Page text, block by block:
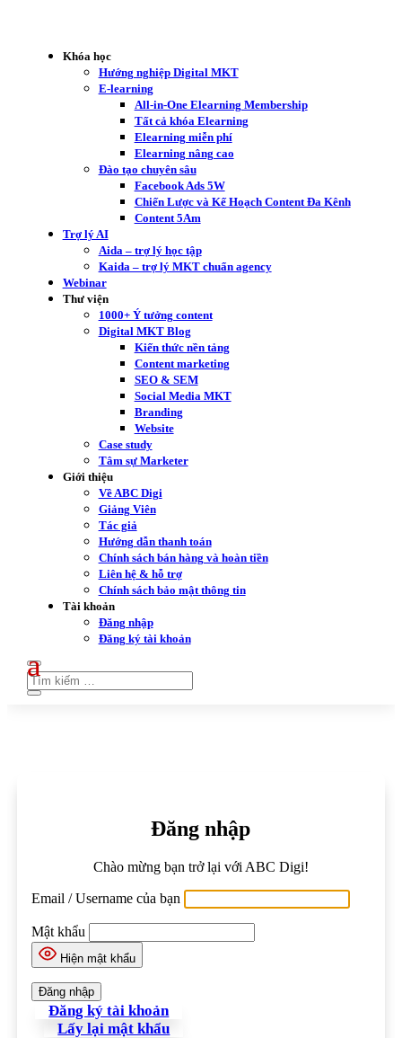
Khóa học
Hướng nghiệp Digital MKT
E-learning
All-in-One Elearning Membership
Tất cả khóa Elearning
Elearning miễn phí
Elearning nâng cao
Đào tạo chuyên sâu
Facebook Ads 5W
Chiến Lược và Kế Hoạch Content Đa Kênh
Content 5Am
Trợ lý AI
Aida – trợ lý học tập
Kaida – trợ lý MKT chuẩn agency
Webinar
Thư viện
1000+ Ý tưởng content
Digital MKT Blog
Kiến thức nền tảng
Content marketing
SEO & SEM
Social Media MKT
Branding
Website
Case study
Tâm sự Marketer
Giới thiệu
Về ABC Digi
Giảng Viên
Tác giả
Hướng dẫn thanh toán
Chính sách bán hàng và hoàn tiền
Liên hệ & hỗ trợ
Chính sách bảo mật thông tin
Tài khoản
Đăng nhập
Đăng ký tài khoản
Đăng nhập
Chào mừng bạn trở lại với ABC Digi!
Email / Username của bạn
Mật khẩu
Hiện mật khẩu
Đăng ký tài khoản
Lấy lại mật khẩu